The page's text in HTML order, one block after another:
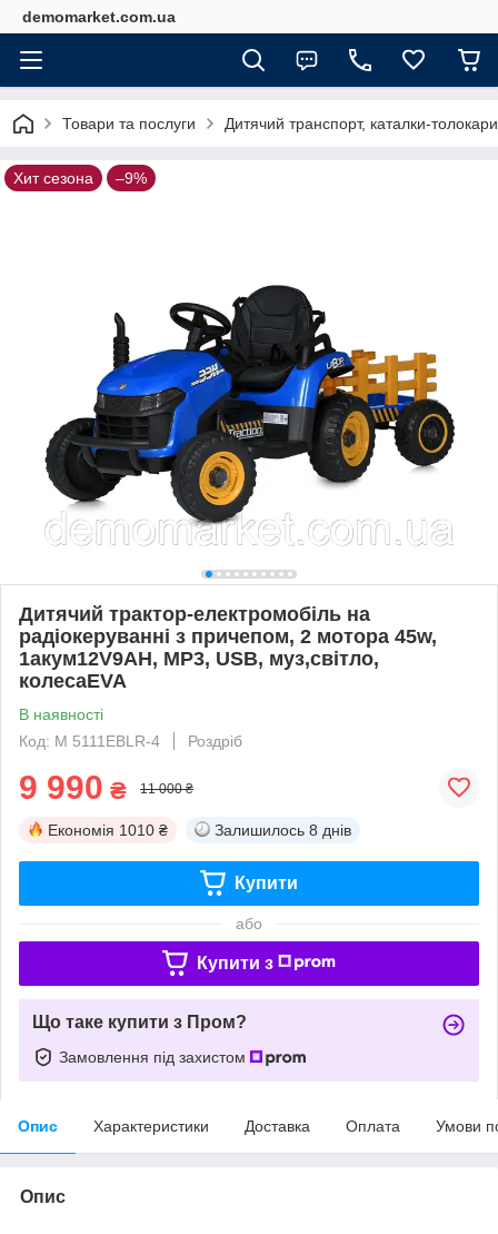
demomarket.com.ua
Товари та послуги Дитячий транспорт, каталки-
Хит сезона –9%
Дитячий трактор-електромобіль на
радіокеруванні з причепом, 2 мотора 45w,
1акум12V9AH, MP3, USB, муз,світло,
колесаEVA
В наявності
Код: M 5111EBLR-4
Роздріб
9 990 ₴ 11 000 ₴
Економія 1010 ₴ Залишилось 8 днів
Купити
або
Купити з
Що таке купити з Пром?
Замовлення під захистом
Опис Характеристики Доставка Оплата Умови
Опис